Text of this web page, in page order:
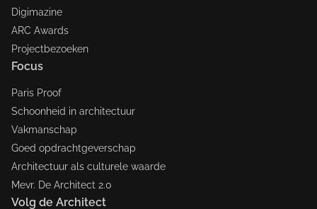
Digimazine
ARC Awards
Projectbezoeken
Focus
Paris Proof
Schoonheid in architectuur
Vakmanschap
Goed opdrachtgeverschap
Architectuur als culturele waarde
Mevr. De Architect 2.0
Volg de Architect